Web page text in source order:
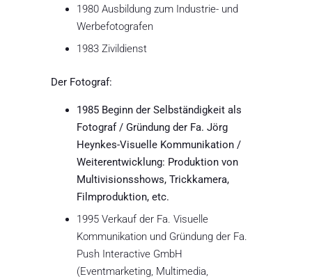
1980 Ausbildung zum Industrie- und
Werbefotografen
1983 Zivildienst
Der Fotograf:
1985 Beginn der Selbständigkeit als
Fotograf / Gründung der Fa. Jörg
Heynkes-Visuelle Kommunikation /
Weiterentwicklung: Produktion von
Multivisionsshows, Trickkamera,
Filmproduktion, etc.
1995 Verkauf der Fa. Visuelle
Kommunikation und Gründung der Fa.
Push Interactive GmbH
(Eventmarketing, Multimedia,